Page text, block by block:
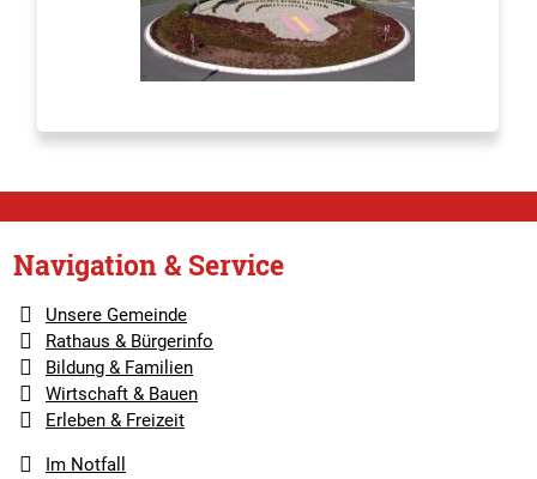
Navigation & Service
Unsere Gemeinde
Rathaus & Bürgerinfo
Bildung & Familien
Wirtschaft & Bauen
Erleben & Freizeit
Im Notfall